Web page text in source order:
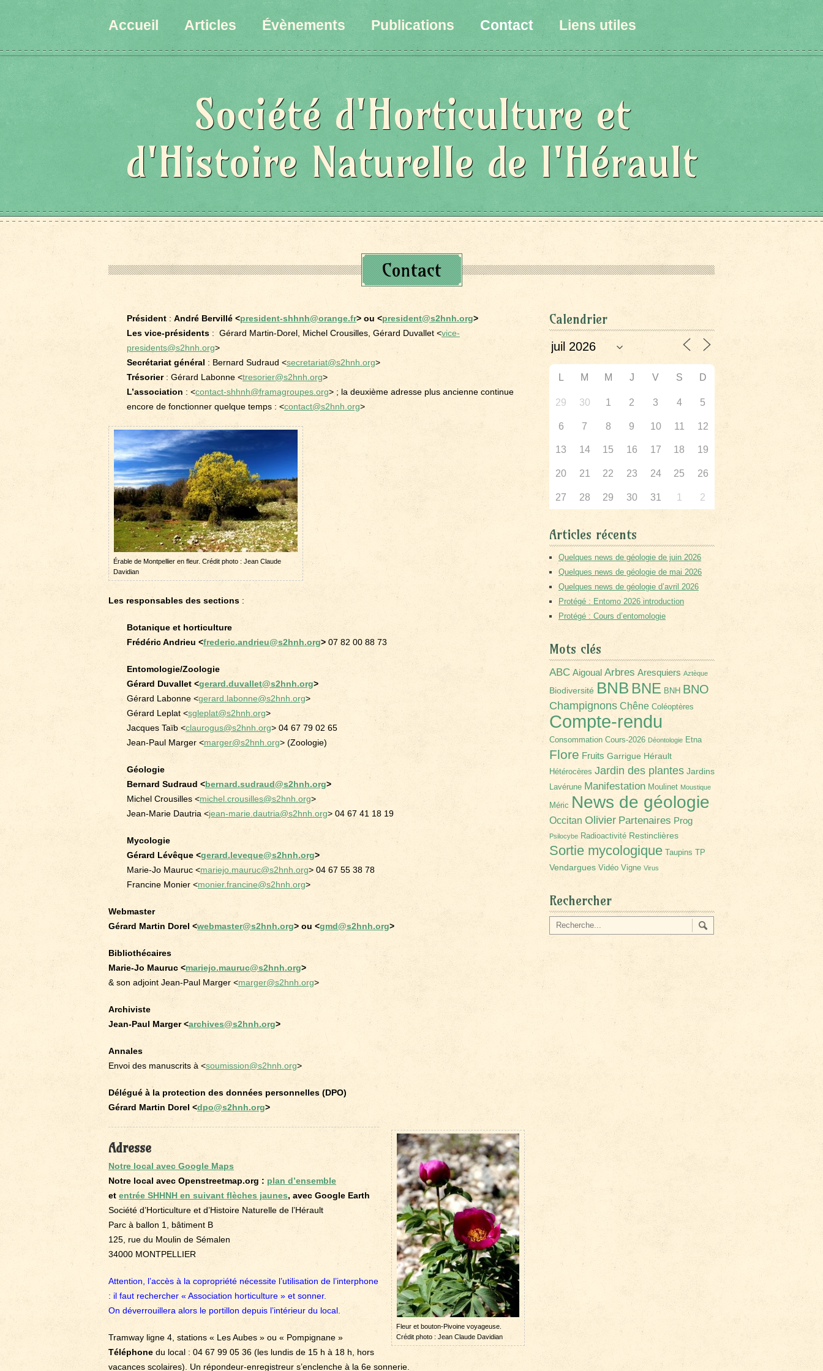
Accueil Articles Évènements Publications Contact Liens utiles
Société d'Horticulture et
d'Histoire Naturelle de l'Hérault
Contact
Président : André Bervillé <president-shhnh@orange.fr> ou <president@s2hnh.org>
Les vice-présidents : Gérard Martin-Dorel, Michel Crousilles, Gérard Duvallet <vice-
presidents@s2hnh.org>
Secrétariat général : Bernard Sudraud <secretariat@s2hnh.org>
Trésorier: Gérard Labonne <tresorier@s2hnh.org>
L’association : <contact-shhnh@framagroupes.org> ; la deuxième adresse plus ancienne continue
encore de fonctionner quelque temps : <contact@s2hnh.org>
Érable de Montpellier en fleur. Crédit photo : Jean Claude
Davidian
Les responsables des sections :
Botanique et horticulture
Frédéric Andrieu <frederic.andrieu@s2hnh.org> 07 82 00 88 73
Entomologie/Zoologie
Gérard Duvallet <gerard.duvallet@s2hnh.org>
Gérard Labonne <gerard.labonne@s2hnh.org>
Gérard Leplat <sgleplat@s2hnh.org>
Jacques Taïb <claurogus@s2hnh.org> 04 67 79 02 65
Jean-Paul Marger <marger@s2hnh.org> (Zoologie)
Géologie
Bernard Sudraud <bernard.sudraud@s2hnh.org>
Michel Crousilles <michel.crousilles@s2hnh.org>
Jean-Marie Dautria <jean-marie.dautria@s2hnh.org> 04 67 41 18 19
Mycologie
Gérard Lévêque <gerard.leveque@s2hnh.org>
Marie-Jo Mauruc <mariejo.mauruc@s2hnh.org> 04 67 55 38 78
Francine Monier <monier.francine@s2hnh.org>
Webmaster
Gérard Martin Dorel <webmaster@s2hnh.org> ou <gmd@s2hnh.org>
Bibliothécaires
Marie-Jo Mauruc <mariejo.mauruc@s2hnh.org>
& son adjoint Jean-Paul Marger <marger@s2hnh.org>
Archiviste
Jean-Paul Marger <archives@s2hnh.org>
Annales
Envoi des manuscrits à <soumission@s2hnh.org>
Délégué à la protection des données personnelles (DPO)
Gérard Martin Dorel <dpo@s2hnh.org>
Fleur et bouton-Pivoine voyageuse.
Crédit photo : Jean Claude Davidian
Adresse
Notre local avec Google Maps
Notre local avec Openstreetmap.org : plan d’ensemble
et entrée SHHNH en suivant flèches jaunes, avec Google Earth
Société d’Horticulture et d’Histoire Naturelle de l’Hérault
Parc à ballon 1, bâtiment B
125, rue du Moulin de Sémalen
34000 MONTPELLIER
Attention, l’accès à la copropriété nécessite l’utilisation de l’interphone
: il faut rechercher « Association horticulture » et sonner.
On déverrouillera alors le portillon depuis l’intérieur du local.
Tramway ligne 4, stations « Les Aubes » ou « Pompignane »
Téléphone du local : 04 67 99 05 36 (les lundis de 15 h à 18 h, hors
vacances scolaires). Un répondeur-enregistreur s’enclenche à la 6e sonnerie.
Calendrier
L M M J V S D
29 30 1 2 3 4 5
6 7 8 9 10 11 12
13 14 15 16 17 18 19
20 21 22 23 24 25 26
27 28 29 30 31 1 2
Articles récents
Quelques news de géologie de juin 2026
Quelques news de géologie de mai 2026
Quelques news de géologie d’avril 2026
Protégé : Entomo 2026 introduction
Protégé : Cours d’entomologie
Mots clés
ABC Aigoual Arbres Aresquiers Aztèque
Biodiversité BNB BNE BNH BNO
Champignons Chêne Coléoptères
Compte-rendu
Consommation Cours-2026 Déontologie Etna
Flore Fruits Garrigue Hérault
Hétérocères Jardin des plantes Jardins
Lavérune Manifestation Moulinet Moustique
Méric News de géologie
Occitan Olivier Partenaires Prog
Psilocybe Radioactivité Restinclières
Sortie mycologique Taupins TP
Vendargues Vidéo Vigne Virus
Rechercher